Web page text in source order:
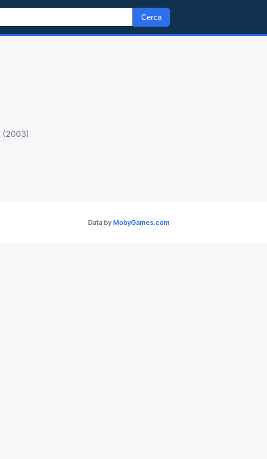
Cerca
(2003)
Data by MobyGames.com